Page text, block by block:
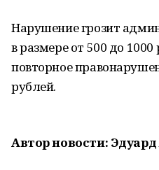
Нарушение грозит
в размере от 500 до
повторное
рублей.
Автор новости: